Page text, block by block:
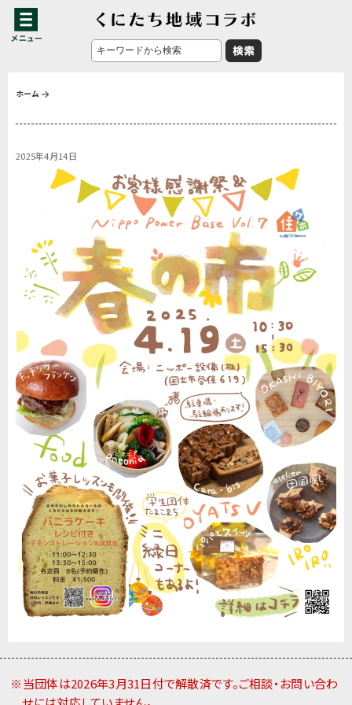
ホーム
2025年4月14日
※当団体は2026年3月31日付で解散済です。ご相談・お問い合わ